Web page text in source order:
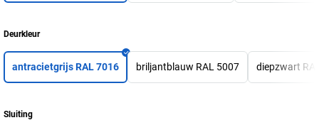
Deurkleur
antracietgrijs RAL 7016 briljantblauw RAL 5007 diepzwart
Sluiting